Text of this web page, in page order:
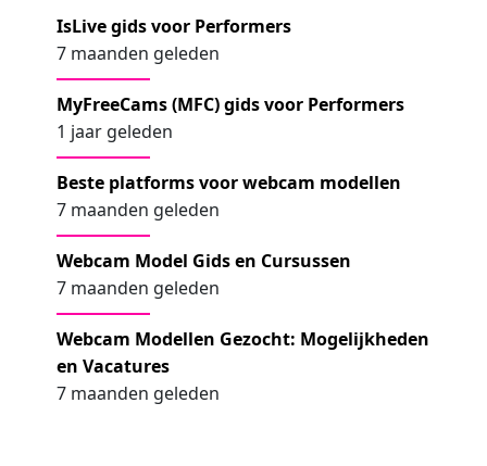
IsLive gids voor Performers
7 maanden geleden
MyFreeCams (MFC) gids voor Performers
1 jaar geleden
Beste platforms voor webcam modellen
7 maanden geleden
Webcam Model Gids en Cursussen
7 maanden geleden
Webcam Modellen Gezocht: Mogelijkheden
en Vacatures
7 maanden geleden